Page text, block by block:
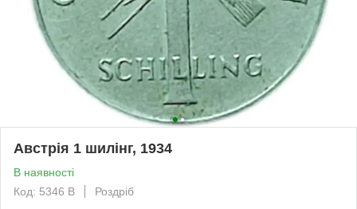
Австрія 1 шилінг, 1934
В наявності
Код: 5346 B
Роздріб